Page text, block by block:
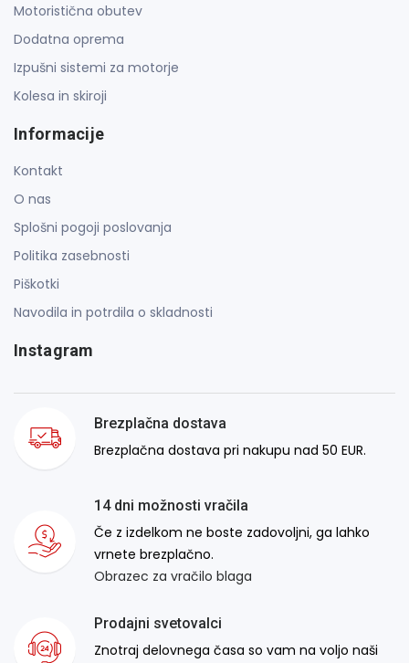
Motoristična obutev
Dodatna oprema
Izpušni sistemi za motorje
Kolesa in skiroji
Informacije
Kontakt
O nas
Splošni pogoji poslovanja
Politika zasebnosti
Piškotki
Navodila in potrdila o skladnosti
Instagram
Brezplačna dostava
Brezplačna dostava pri nakupu nad 50 EUR.
14 dni možnosti vračila
Če z izdelkom ne boste zadovoljni, ga lahko
vrnete brezplačno.
Obrazec za vračilo blaga
Prodajni svetovalci
Znotraj delovnega časa so vam na voljo naši